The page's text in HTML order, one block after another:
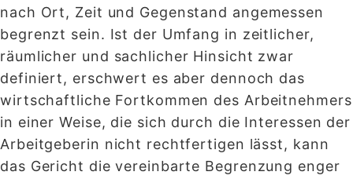
nach Ort, Zeit und Gegenstand angemessen
begrenzt sein. Ist der Umfang in zeitlicher,
räumlicher und sachlicher Hinsicht zwar
definiert, erschwert es aber dennoch das
wirtschaftliche Fortkommen des Arbeitnehmers
in einer Weise, die sich durch die Interessen der
Arbeitgeberin nicht rechtfertigen lässt, kann
das Gericht die vereinbarte Begrenzung enger